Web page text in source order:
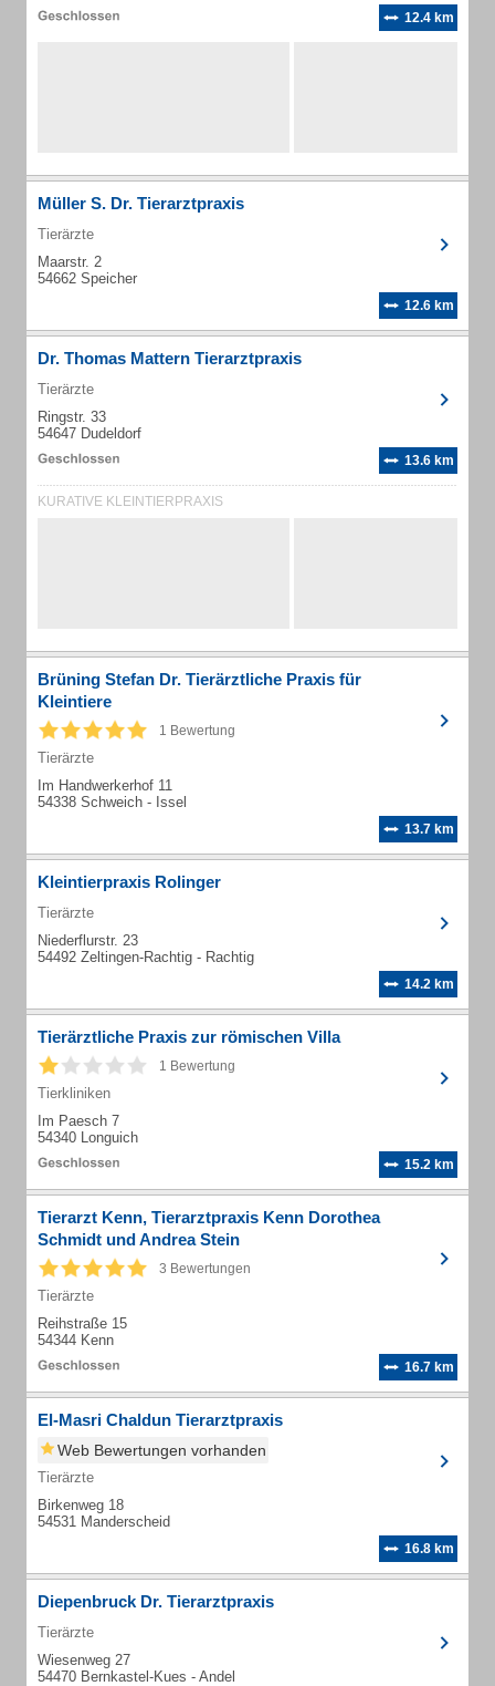
12.4 km
Müller S. Dr. Tierarztpraxis
Tierärzte
Maarstr. 2
54662 Speicher
12.6 km
Dr. Thomas Mattern Tierarztpraxis
Tierärzte
Ringstr. 33
54647 Dudeldorf
13.6 km
KURATIVE KLEINTIERPRAXIS
Brüning Stefan Dr. Tierärztliche Praxis für
Kleintiere
1 Bewertung
Tierärzte
Im Handwerkerhof 11
54338 Schweich - Issel
13.7 km
Kleintierpraxis Rolinger
Tierärzte
Niederflurstr. 23
54492 Zeltingen-Rachtig - Rachtig
14.2 km
Tierärztliche Praxis zur römischen Villa
1 Bewertung
Tierkliniken
Im Paesch 7
54340 Longuich
15.2 km
Tierarzt Kenn, Tierarztpraxis Kenn Dorothea
Schmidt und Andrea Stein
3 Bewertungen
Tierärzte
Reihstraße 15
54344 Kenn
16.7 km
El-Masri Chaldun Tierarztpraxis
Web Bewertungen vorhanden
Tierärzte
Birkenweg 18
54531 Manderscheid
16.8 km
Diepenbruck Dr. Tierarztpraxis
Tierärzte
Wiesenweg 27
54470 Bernkastel-Kues - Andel